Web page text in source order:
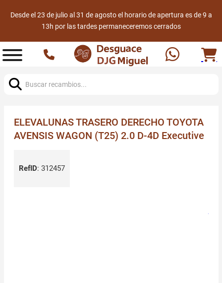
Desde el 23 de julio al 31 de agosto el horario de apertura es de 9 a
13h por las tardes permaneceremos cerrados
ELEVALUNAS TRASERO DERECHO TOYOTA
AVENSIS WAGON (T25) 2.0 D-4D Executive
RefID: 312457